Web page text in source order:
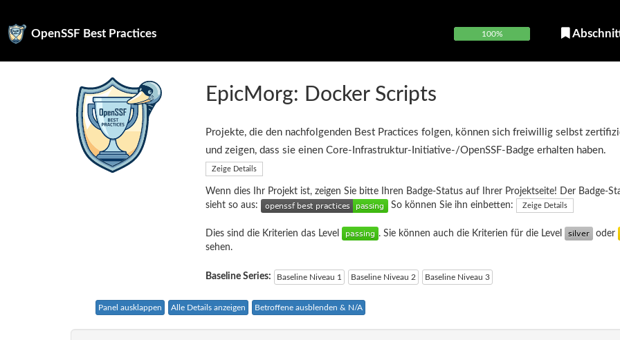
OpenSSF Best Practices 100%
EpicMorg: Docker Scripts
Projekte, die den nachfolgenden Best Practices folgen, können sich freiwillig selbst
und zeigen, dass sie einen Core-Infrastruktur-Initiative-/OpenSSF-Badge erhalten haben.
Zeige Details
Wenn dies Ihr Projekt ist, zeigen Sie bitte Ihren Badge-Status auf Ihrer Projektseite! Der Badge-
sieht so aus:
So können Sie ihn einbetten: Zeige Details
Dies sind die Kriterien das Level . Sie können auch die Kriterien für die Level
oder
sehen.
Baseline Series: Baseline Niveau 1 Baseline Niveau 2 Baseline Niveau 3
Panel ausklappen Alle Details anzeigen Betroffene ausblenden & N/A